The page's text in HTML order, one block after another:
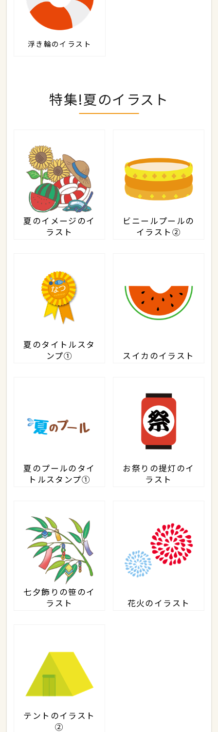
浮き輪のイラスト
特集!夏のイラスト
夏のイメージのイ
ラスト
ビニールプールの
イラスト②
夏のタイトルスタ
ンプ①
スイカのイラスト
夏のプールのタイ
トルスタンプ①
お祭りの提灯のイ
ラスト
七夕飾りの笹のイ
ラスト
花火のイラスト
テントのイラスト
②